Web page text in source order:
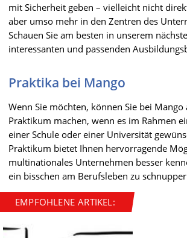
mit Sicherheit geben – vielleicht nicht
aber umso mehr in den Zentren des
Schauen Sie am besten in unserem
interessanten und passenden
Praktika bei Mango
Wenn Sie möchten, können Sie bei Mango
Praktikum machen, wenn es im Rahmen
einer Schule oder einer Universität
Praktikum bietet Ihnen hervorragende
multinationales Unternehmen besser
ein bisschen am Berufsleben zu
EMPFOHLENE ARTIKEL: